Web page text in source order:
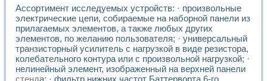
Учебный стенд для исследования принципа действия
Оборудование и программное обеспечение учебных
Виртуальный лабораторный практикум для изучения
Управление роботом ТУР-10 средствами LabVIEW
Аппаратно-программный комплекс для исследования
Автоматизированный дистанционный лабораторный
Исследование возможности реставрации одномерных
Ассортимент исследуемых устройств: · произвольные
электрические цепи, собираемые на наборной панели из
прилагаемых элементов, а также любых других
элементов, по желанию пользователя; · универсальный
транзисторный усилитель с нагрузкой в виде резистора,
колебательного контура или с произвольной нагрузкой; ·
нелинейный элемент, изображенный на верхней панели